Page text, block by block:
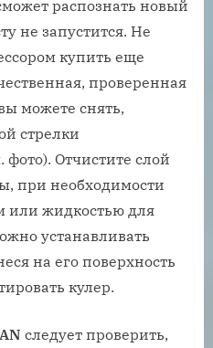
распознать новый
не запустится. Не
купить еще
проверенная
можете снять,
стрелки
Отчистите слой
при необходимости
или жидкостью для
устанавливать
на его поверхность
кулер.
следует проверить,